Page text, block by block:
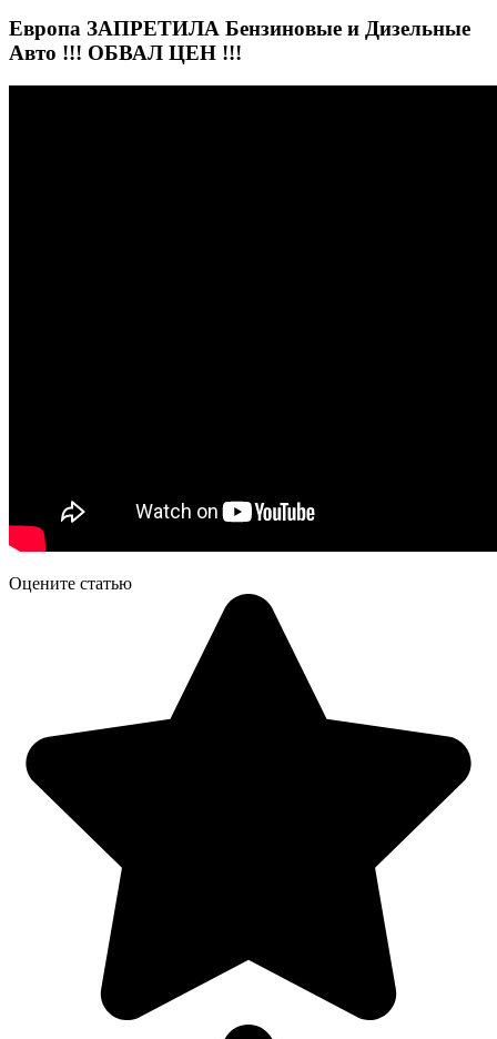
Европа ЗАПРЕТИЛА Бензиновые и Дизельные
Авто !!! ОБВАЛ ЦЕН !!!
Оцените статью